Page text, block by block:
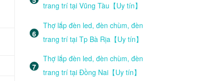
trang trí tại Vũng Tàu【Uy tín】
Thợ lắp đèn led, đèn chùm, đèn
trang trí tại Tp Bà Rịa【Uy tín】
Thợ lắp đèn led, đèn chùm, đèn
trang trí tại Đồng Nai【Uy tín】